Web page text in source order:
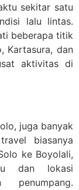
sekitar satu
lalu lintas.
beberapa titik
Kartasura, dan
aktivitas di
juga banyak
biasanya
ke Boyolali,
dan lokasi
penumpang.